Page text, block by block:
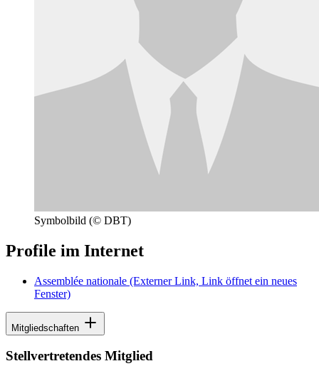
Symbolbild (© DBT)
Profile im Internet
Assemblée nationale (Externer Link, Link öffnet ein neues
Fenster)
Mitgliedschaften
Stellvertretendes Mitglied